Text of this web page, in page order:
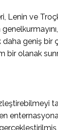
Lenin ve
daha geniş bir
bir olanak